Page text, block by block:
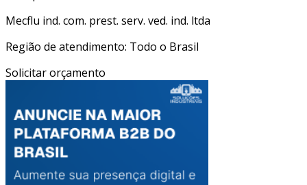
Mecflu ind. com. prest. serv. ved. ind. ltda
Região de atendimento: Todo o Brasil
Solicitar orçamento